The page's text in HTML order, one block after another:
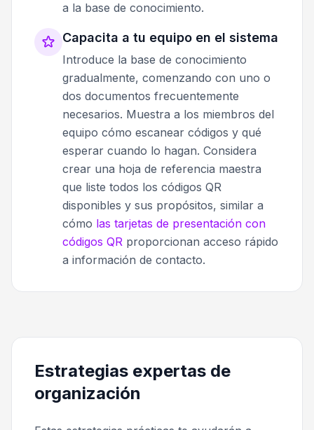
a la base de conocimiento.
Capacita a tu equipo en el sistema
Introduce la base de conocimiento
gradualmente, comenzando con uno o
dos documentos frecuentemente
necesarios. Muestra a los miembros del
equipo cómo escanear códigos y qué
esperar cuando lo hagan. Considera
crear una hoja de referencia maestra
que liste todos los códigos QR
disponibles y sus propósitos, similar a
cómo las tarjetas de presentación con
códigos QR proporcionan acceso rápido
a información de contacto.
Estrategias expertas de
organización